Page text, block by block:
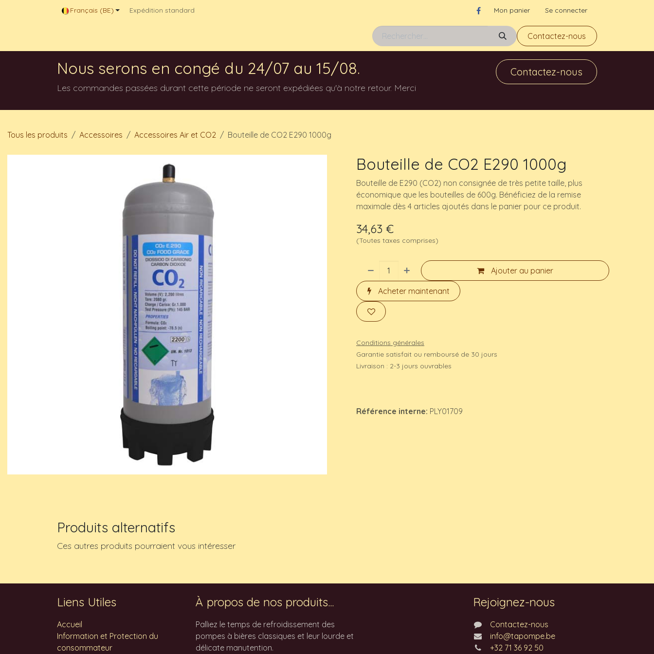
Se rendre au contenuFrançais (BE) Expédition standard Mon panier Se connecter
Contactez-nous
Nous serons en congé du 24/07 au 15/08.
Les commandes passées durant cette période ne seront expédiées qu'à notre retour. Merci
Contactez-nous
Tous les produits Accessoires Accessoires Air et CO2 Bouteille de CO2 E290 1000g
Bouteille de CO2 E290 1000g
Bouteille de E290 (CO2) non consignée de très petite taille, plus
économique que les bouteilles de 600g. Bénéficiez de la remise
maximale dès 4 articles ajoutés dans le panier pour ce produit.
34,63 €
(Toutes taxes comprises)
Ajouter au panier
Acheter maintenant
Conditions générales
Garantie satisfait ou remboursé de 30 jours
Livraison : 2-3 jours ouvrables
Référence interne: PLY01709
Produits alternatifs
Ces autres produits pourraient vous intéresser
Liens Utiles
Accueil
Information et Protection du
consommateur
À propos de nos produits...
Palliez le temps de refroidissement des
pompes à bières classiques et leur lourde et
délicate manutention.
Rejoignez-nous
Contactez-nous
info@tapompe.be
+32 71 36 92 50